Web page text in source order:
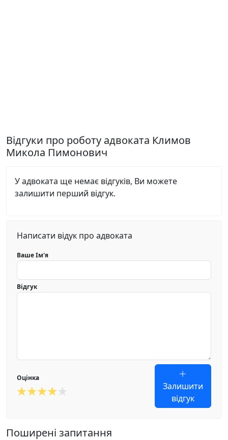
Відгуки про роботу адвоката Климов
Микола Пимонович
У адвоката ще немає відгуків, Ви можете
залишити перший відгук.
Написати відук про адвоката
Ваше Ім'я
Відгук
Оцінка
Залишити
відгук
Поширені запитання